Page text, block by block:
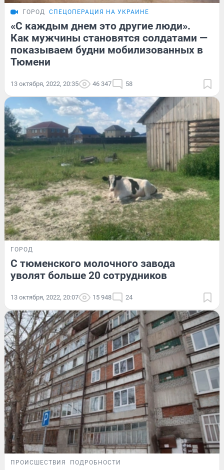
ГОРОД СПЕЦОПЕРАЦИЯ НА УКРАИНЕ
«С каждым днем это другие люди».
Как мужчины становятся солдатами —
показываем будни мобилизованных в
Тюмени
13 октября, 2022, 20:35 46 347 58
ГОРОД
С тюменского молочного завода
уволят больше 20 сотрудников
13 октября, 2022, 20:07 15 948 24
ПРОИСШЕСТВИЯ ПОДРОБНОСТИ